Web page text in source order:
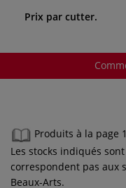
Prix par cutter.
Produits à la page
Les stocks indiqués
correspondent pas aux
Beaux-Arts.